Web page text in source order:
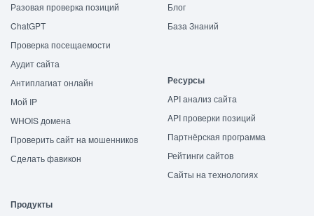
Разовая проверка позиций
ChatGPT
Проверка посещаемости
Аудит сайта
Антиплагиат онлайн
Мой IP
WHOIS домена
Проверить сайт на мошенников
Сделать фавикон
Блог
База Знаний
Ресурсы
API анализ сайта
API проверки позиций
Партнёрская программа
Рейтинги сайтов
Сайты на технологиях
Продукты